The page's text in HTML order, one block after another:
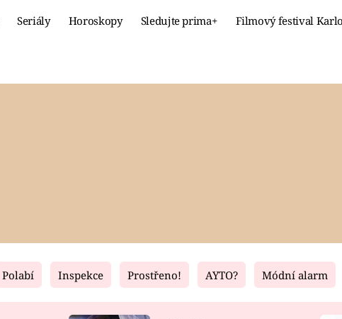
Seriály Horoskopy Sledujte prima+ Filmový festival
Fresh Living
Polabí Inspekce Prostřeno! AYTO? Módní alarm